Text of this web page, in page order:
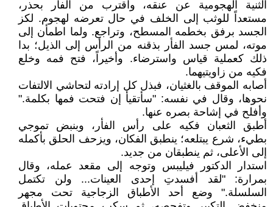
الثنية الهجومية عن عنقه، واقترب من الفأر بحذر،
مستعداً للوثب إلى الخلف في حال تعرضه لهجوم. لكز
الجسد برفق بخطمه المسطح، وتراجع. ولما اطمأن إلى
موته، لمس جسد الفأر بذقنه من الرأس إلى الذيل؛ بدا
ذلك كعملية قياس واسترضاء. وأخيراً، فتح فمه وخلع
فكيه من زاويتيهما.
أصابه الموقف بالغثيان، فبذل كل إرادته لتحاشي الالتفات
نحوها، وقال في نفسه: "سأتقيأ إن فتحت فمها بكلمة."
وأفلح في إشاحة بصره عنها.
أطبق الثعبان فكيه على رأس الفأر، وبنبض تموجي
بطيء، شرع يبتلعه؛ ينطبق الفكان، ويزحف الحلق بأكمله
إلى الأعلى، ثم ينطبقان من جديد.
استدار الدكتور فيليبس وتوجه إلى مقعد عمله، وقال
بمرارة: "لقد أفسدتِ إحدى العينات... ولن تكتمل
السلسلة." وضع أحد الأطباق الزجاجية تحت مجهر